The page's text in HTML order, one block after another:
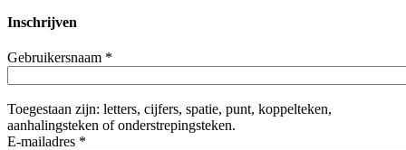
Inschrijven
Gebruikersnaam *
Toegestaan zijn: letters, cijfers, spatie, punt, koppelteken,
aanhalingsteken of onderstrepingsteken.
E-mailadres *